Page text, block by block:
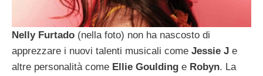
Nelly Furtado (nella foto) non ha nascosto di
apprezzare i nuovi talenti musicali come Jessie J e
altre personalità come Ellie Goulding e Robyn. La